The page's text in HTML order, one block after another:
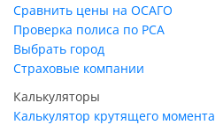
Сравнить цены на ОСАГО
Проверка полиса по РСА
Выбрать город
Страховые компании
Калькуляторы
Калькулятор крутящего момента